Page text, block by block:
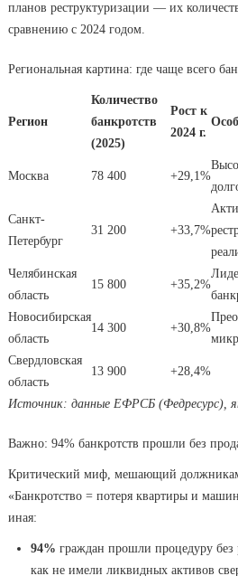
планов реструктуризации — их
сравнению с 2024 годом.
Региональная картина: где чаще всего
Регион
Количество
банкротств
(2025)
Рост к
2024 г.
Москва 78 400 +29,1%
Санкт-
Петербург
31 200 +33,7%
Челябинская
область
15 800 +35,2%
Новосибирская
область
14 300 +30,8%
Свердловская
область
13 900 +28,4%
Источник: данные ЕФРСБ (Федресурс),
Важно: 94% банкротств прошли без
Критический миф, мешающий
«Банкротство = потеря квартиры и
иная:
94% граждан прошли процедуру без
как не имели ликвидных активов